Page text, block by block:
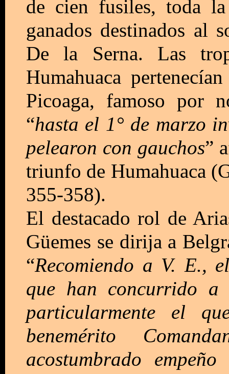
de cien fusiles, toda
ganados destinados al
De la Serna. Las
Humahuaca
Picoaga, famoso por
“hasta el 1° de marzo
pelearon con gauchos”
triunfo de Humahuaca
355-358).
El destacado rol de
Güemes se dirija a
“Recomiendo a V. E.,
que han concurrido
particularmente el
benemérito
acostumbrado